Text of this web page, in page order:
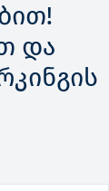
და